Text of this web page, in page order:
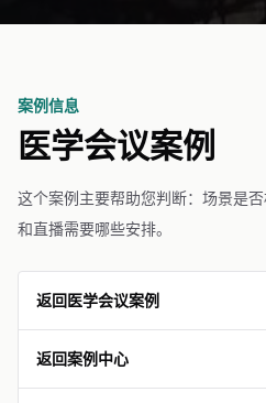
案例信息
医学会议案例
这个案例主要帮助您判断：场景是
和直播需要哪些安排。
返回医学会议案例
返回案例中心